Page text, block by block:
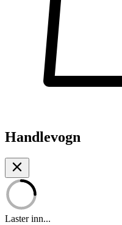
Handlevogn
Laster inn...